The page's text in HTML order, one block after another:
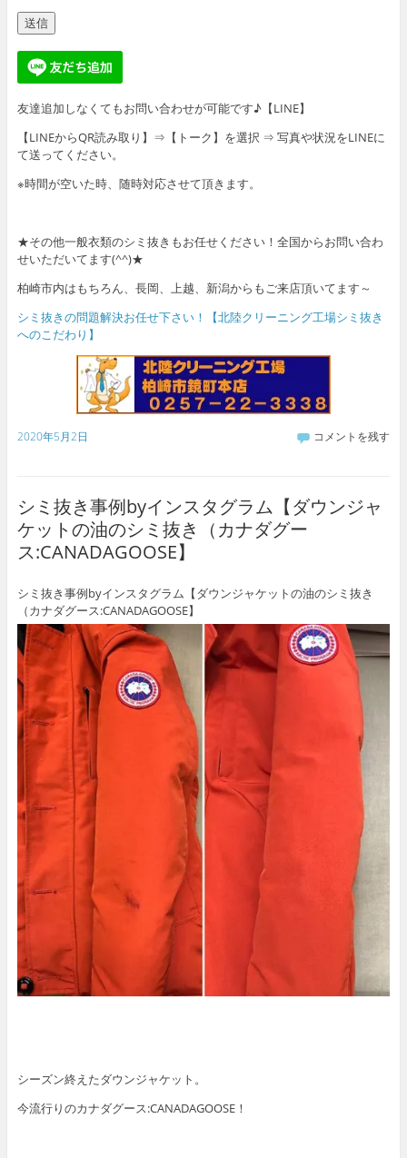
友達追加しなくてもお問い合わせが可能です♪【LINE】
【LINEからQR読み取り】⇒【トーク】を選択 ⇒ 写真や状況をLINEに
て送ってください。
※時間が空いた時、随時対応させて頂きます。
★その他一般衣類のシミ抜きもお任せください！全国からお問い合わ
せいただいてます(^^)★
柏崎市内はもちろん、長岡、上越、新潟からもご来店頂いてます～
シミ抜きの問題解決お任せ下さい！【北陸クリーニング工場シミ抜き
へのこだわり】
2020年5月2日 コメントを残す
シミ抜き事例byインスタグラム【ダウンジャ
ケットの油のシミ抜き（カナダグー
ス:CANADAGOOSE】
シミ抜き事例byインスタグラム【ダウンジャケットの油のシミ抜き
（カナダグース:CANADAGOOSE】
シーズン終えたダウンジャケット。
今流行りのカナダグース:CANADAGOOSE！